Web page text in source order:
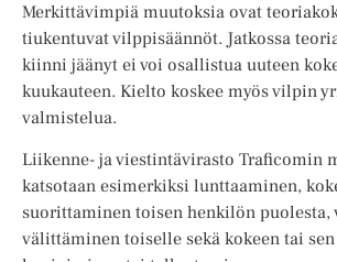
Merkittävimpiä muutoksia ovat
tiukentuvat vilppisäännöt. Jatkossa
kiinni jäänyt ei voi osallistua uuteen
kuukauteen. Kielto koskee myös vilpin
valmistelua.
Liikenne- ja viestintävirasto Traficomin
katsotaan esimerkiksi lunttaaminen,
suorittaminen toisen henkilön puolesta,
välittäminen toiselle sekä kokeen tai